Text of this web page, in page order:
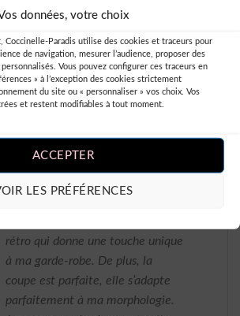
données, votre choix
Coccinelle-Paradis utilise des cookies et traceurs pour
de navigation, mesurer l’audience, proposer des
Vous pouvez configurer ces traceurs en
» à l’exception des cookies strictement
du site ou « personnaliser » vos choix. Vos
et restent modifiables à tout moment.
ACCEPTER
LES PRÉFÉRENCES
Note5sur
Amelina Juliette
Parfaitement vintage ! J’ai
récemment acheté la chemise à
manches longues décontractée à
pois sur la boutique en ligne et je
achat. La chemise est d’une
qualité exceptionnelle, les finitions
sont impeccables et le tissu est à
rétro qui donne une touche unique
à ma garde-robe. De plus, la
coupe est parfaite, elle s’adapte
parfaitement à ma morphologie.